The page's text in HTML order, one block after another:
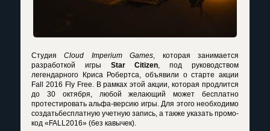
СтудияCloud Imperium Games, которая занимается
разработкой игры Star Citizen, под руководством
легендарного Криса Робертса, объявили о старте акции
Fall 2016 Fly Free. В рамках этой акции, которая продлится
до 30 октября, любой желающий может бесплатно
протестировать альфа-версию игры. Для этого необходимо
создатьбесплатную учетную запись, а также указать промо-
код «FALL2016» (без кавычек).